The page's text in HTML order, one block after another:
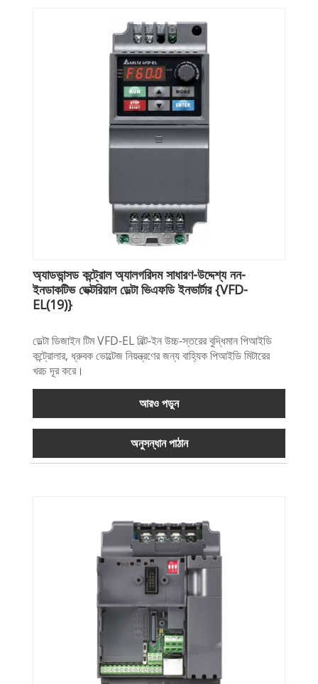
অ্যাডভান্সড কন্ট্রোল অ্যালগরিদম সাধারণ-উদ্দেশ্য নন-
ইনডাকটিভ ভেক্টরিয়াল ডেল্টা ভিএফডি ইনভার্টার {VFD-
EL(19)}
ডেল্টা ডিজাইন টিম VFD-EL বিল্ট-ইন উচ্চ-স্তরের বুদ্ধিমান পিআইডি
কন্ট্রোলার, ধ্রুবক ভোল্টেজ নিয়ন্ত্রণের জন্য বাহ্যিক পিআইডি মিটারের
খরচ দূর করে।
আরও পড়ুন
অনুসন্ধান পাঠান